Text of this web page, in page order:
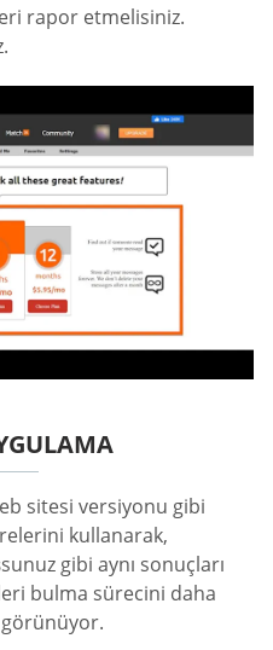
rapor etmelisiniz.
sitesi versiyonu gibi
kullanarak,
gibi aynı sonuçları
bulma sürecini daha